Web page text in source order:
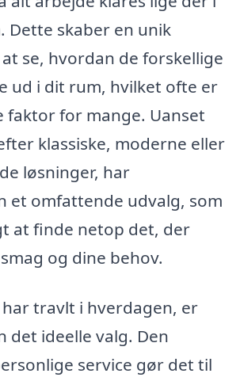
Dette skaber en unik
se, hvordan de forskellige
ud i dit rum, hvilket ofte er
faktor for mange. Uanset
klassiske, moderne eller
løsninger, har
et omfattende udvalg, som
at finde netop det, der
og dine behov.
travlt i hverdagen, er
det ideelle valg. Den
service gør det til